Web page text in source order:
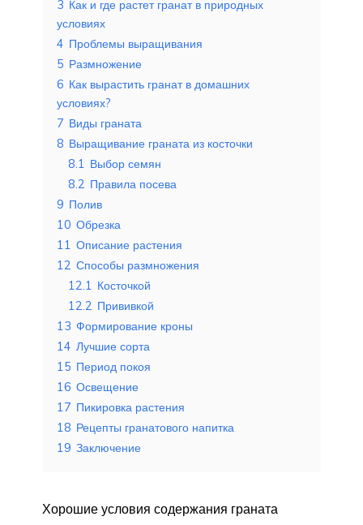
3 Как и где растет гранат в природных
условиях
4 Проблемы выращивания
5 Размножение
6 Как вырастить гранат в домашних
условиях?
7 Виды граната
8 Выращивание граната из косточки
8.1 Выбор семян
8.2 Правила посева
9 Полив
10 Обрезка
11 Описание растения
12 Способы размножения
12.1 Косточкой
12.2 Прививкой
13 Формирование кроны
14 Лучшие сорта
15 Период покоя
16 Освещение
17 Пикировка растения
18 Рецепты гранатового напитка
19 Заключение
Хорошие условия содержания граната